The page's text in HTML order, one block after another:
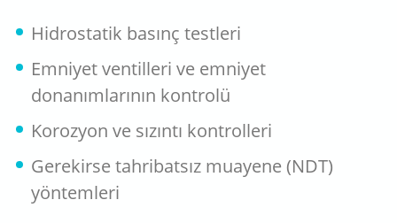
Hidrostatik basınç testleri
Emniyet ventilleri ve emniyet
donanımlarının kontrolü
Korozyon ve sızıntı kontrolleri
Gerekirse tahribatsız muayene (NDT)
yöntemleri